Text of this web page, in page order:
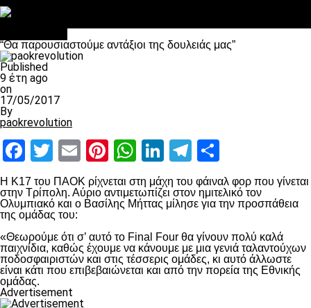
“Θα παρουσιαστούμε αντάξιοι της δουλειάς μας”
Published
9 έτη ago
on
17/05/2017
By
paokrevolution
Facebook
Twitter
EmailPinterest
WhatsApp
LinkedIn
Telegram
Η Κ17 του ΠΑΟΚ ρίχνεται στη μάχη του φάιναλ φορ που γίνεται
στην Τρίπολη. Αύριο αντιμετωπίζει στον ημιτελικό τον
Ολυμπιακό και ο Βασίλης Μήττας μίλησε για την προσπάθεια
της ομάδας του:
«Θεωρούμε ότι σ’ αυτό το Final Four θα γίνουν πολύ καλά
παιχνίδια, καθώς έχουμε να κάνουμε με μια γενιά ταλαντούχων
ποδοσφαιριστών και στις τέσσερις ομάδες, κι αυτό άλλωστε
είναι κάτι που επιβεβαιώνεται και από την πορεία της Εθνικής
ομάδας.
Advertisement